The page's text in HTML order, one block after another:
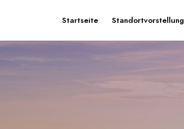
Startseite Standortvorstellung